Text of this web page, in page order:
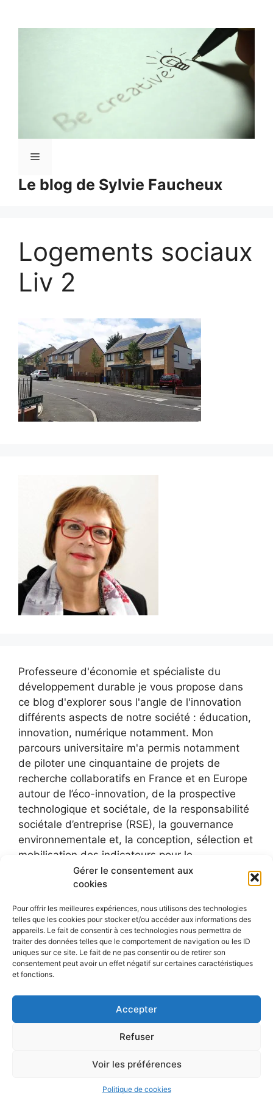
Gérer le consentement aux
cookies
Pour offrir les meilleures expériences, nous utilisons des technologies
telles que les cookies pour stocker et/ou accéder aux informations des
appareils. Le fait de consentir à ces technologies nous permettra de
traiter des données telles que le comportement de navigation ou les ID
uniques sur ce site. Le fait de ne pas consentir ou de retirer son
consentement peut avoir un effet négatif sur certaines caractéristiques
et fonctions.
Accepter
Refuser
Voir les préférences
Politique de cookies
Le blog de Sylvie Faucheux
Menu
Logements sociaux
Liv 2
Professeure d'économie et spécialiste du
développement durable je vous propose dans
ce blog d'explorer sous l'angle de l'innovation
différents aspects de notre société : éducation,
innovation, numérique notamment. Mon
parcours universitaire m'a permis notamment
de piloter une cinquantaine de projets de
recherche collaboratifs en France et en Europe
autour de l’éco-innovation, de la prospective
technologique et sociétale, de la responsabilité
sociétale d’entreprise (RSE), la gouvernance
environnementale et, la conception, sélection et
mobilisation des indicateurs pour le
développement durable.
© 2026 Le blog de Sylvie Faucheux• Construit avec
GeneratePress